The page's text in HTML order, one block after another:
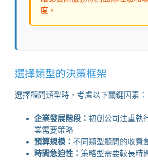
度。
選擇類型的決策框架
選擇顧問類型時，考慮以下關鍵因素：
企業發展階段： 初創公司注重執
業需要策略
預算規模： 不同類型顧問的收費
時間急迫性： 策略型需要較長時